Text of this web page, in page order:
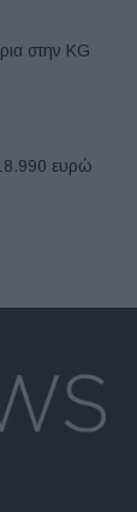
στην KG
ευρώ